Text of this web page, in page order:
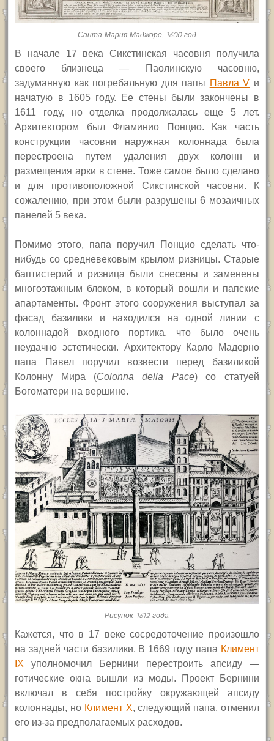
Санта Мария Маджоре. 1600 год
В начале 17 века Сикстинская часовня получила
своего близнеца — Паолинскую часовню,
задуманную как погребальную для папы ПавлаV и
начатую в 1605 году. Ее стены были закончены в
1611 году, но отделка продолжалась еще 5 лет.
Архитектором был Фламинио Понцио. Как часть
конструкции часовни наружная колоннада была
перестроена путем удаления двух колонн и
размещения арки в стене. Тоже самое было сделано
и для противоположной Сикстинской часовни. К
сожалению, при этом были разрушены 6 мозаичных
панелей 5 века.
Помимо этого, папа поручил Понцио сделать что-
нибудь со средневековым крылом ризницы. Старые
баптистерий и ризница были снесены и заменены
многоэтажным блоком, в который вошли и папские
апартаменты. Фронт этого сооружения выступал за
фасад базилики и находился на одной линии с
колоннадой входного портика, что было очень
неудачно эстетически. Архитектору Карло Мадерно
папа Павел поручил возвести перед базиликой
Колонну Мира (Colonna della Pace) со статуей
Богоматери на вершине.
Рисунок 1612 года
Кажется, что в 17 веке сосредоточение произошло
на задней части базилики. В 1669 году папа Климент
IX
уполномочил Бернини перестроить апсиду —
готические окна вышли из моды.
Проект Бернини
включал в себя постройку окружающей апсиду
колоннады, но Климент X,следующий папа, отменил
его из-за предполагаемых расходов.